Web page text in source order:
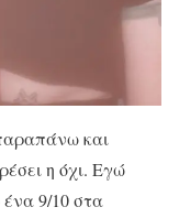
και
η όχι. Εγώ
9/10 στα